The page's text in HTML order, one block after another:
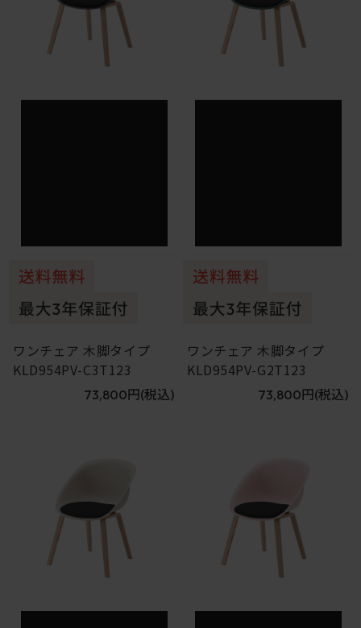
ワンチェア 木脚タイプ
KLD954PV-C3T123
73,800円 (税込)
ワンチェア 木脚タイプ
KLD954PV-G2T123
73,800円 (税込)